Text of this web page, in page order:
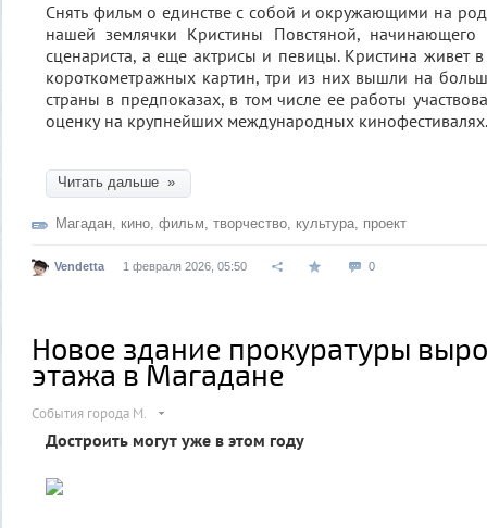
Снять фильм о единстве с собой и окружающими на
нашей землячки Кристины Повстяной, начинающего
сценариста, а еще актрисы и певицы. Кристина живет
короткометражных картин, три из них вышли на
страны в предпоказах, в том числе ее работы
оценку на крупнейших международных кинофестивалях.
Читать дальше »
Магадан, кино, фильм, творчество, культура, проект
Vendetta 1 февраля 2026, 05:50 0
Новое здание прокуратуры
этажа в Магадане
События города М.
Достроить могут уже в этом году